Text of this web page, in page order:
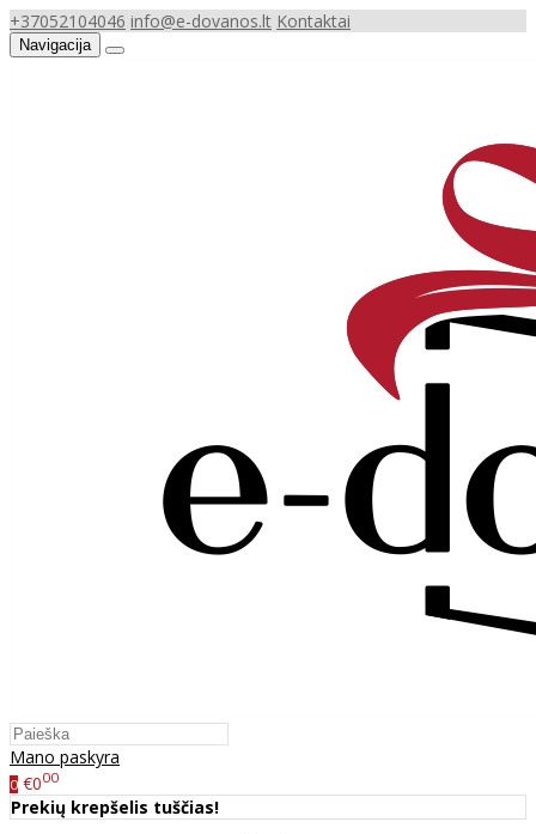
+37052104046 info@e-dovanos.lt Kontaktai
Navigacija
Mano paskyra
0 €000
Prekių krepšelis tuščias!